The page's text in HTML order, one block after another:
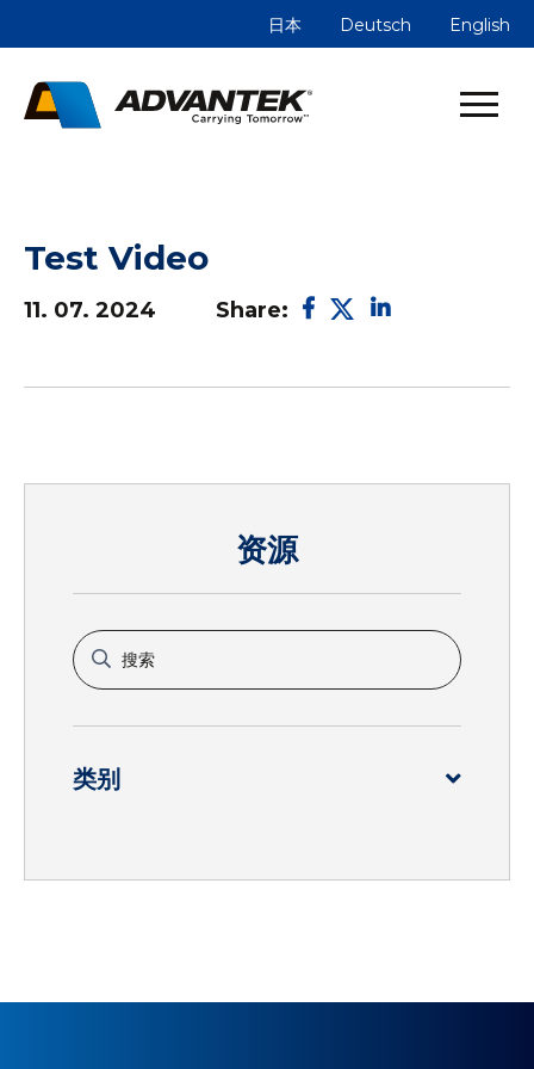
日本 Deutsch English
Test Video
11. 07. 2024 Share: FacebookLinkedIn
资源
类别